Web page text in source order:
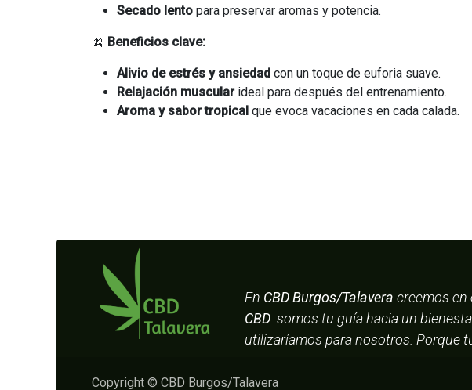
Secado lento para preservar aromas y potencia.
🍌 Beneficios clave:
Alivio de estrés y ansiedad con un toque de euforia suave.
Relajación muscularideal para después del entrenamiento.
Aroma y sabor tropical que evoca vacaciones en cada calada.
En CBD Burgos/Talavera creemos en
CBD: somos tu guía hacia un
utilizaríamos para nosotros. Porque
Copyright © CBD Burgos/Talavera